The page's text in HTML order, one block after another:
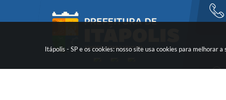
Itápolis - SP e os cookies: nosso site usa cookies para melhorar